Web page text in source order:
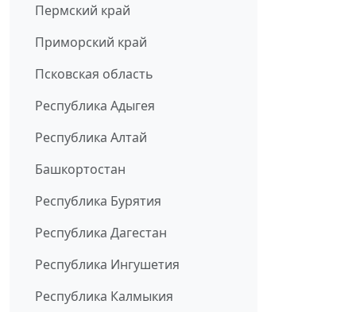
Пермский край
Приморский край
Псковская область
Республика Адыгея
Республика Алтай
Башкортостан
Республика Бурятия
Республика Дагестан
Республика Ингушетия
Республика Калмыкия